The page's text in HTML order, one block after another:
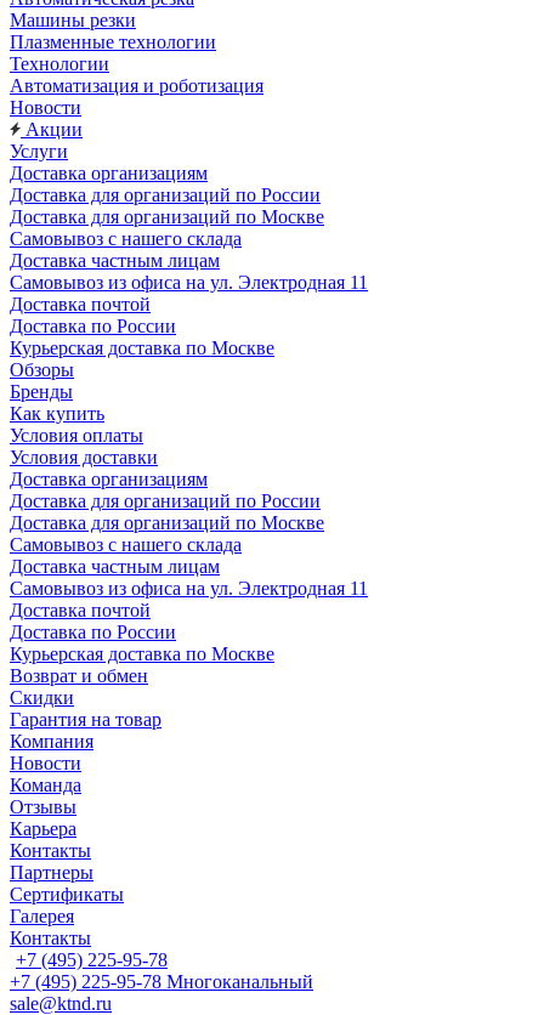
Машины резки
Плазменные технологии
Технологии
Автоматизация и роботизация
Новости
Акции
Услуги
Доставка организациям
Доставка для организаций по России
Доставка для организаций по Москве
Самовывоз с нашего склада
Доставка частным лицам
Самовывоз из офиса на ул. Электродная 11
Доставка почтой
Доставка по России
Курьерская доставка по Москве
Обзоры
Бренды
Как купить
Условия оплаты
Условия доставки
Доставка организациям
Доставка для организаций по России
Доставка для организаций по Москве
Самовывоз с нашего склада
Доставка частным лицам
Самовывоз из офиса на ул. Электродная 11
Доставка почтой
Доставка по России
Курьерская доставка по Москве
Возврат и обмен
Скидки
Гарантия на товар
Компания
Новости
Команда
Отзывы
Карьера
Контакты
Партнеры
Сертификаты
Галерея
Контакты
+7 (495) 225-95-78
+7 (495) 225-95-78 Многоканальный
sale@ktnd.ru